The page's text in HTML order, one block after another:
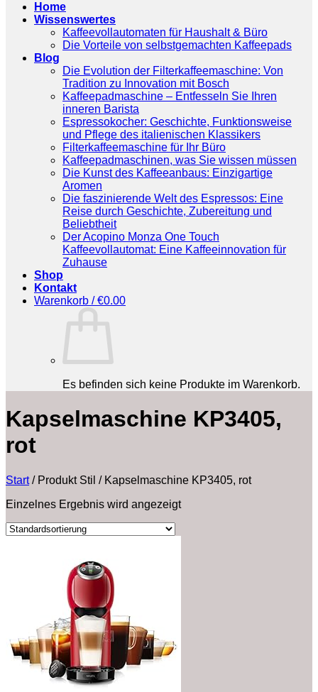
Home
Wissenswertes
Kaffeevollautomaten für Haushalt & Büro
Die Vorteile von selbstgemachten Kaffeepads
Blog
Die Evolution der Filterkaffeemaschine: Von
Tradition zu Innovation mit Bosch
Kaffeepadmaschine – Entfesseln Sie Ihren
inneren Barista
Espressokocher: Geschichte, Funktionsweise
und Pflege des italienischen Klassikers
Filterkaffeemaschine für Ihr Büro
Kaffeepadmaschinen, was Sie wissen müssen
Die Kunst des Kaffeeanbaus: Einzigartige
Aromen
Die faszinierende Welt des Espressos: Eine
Reise durch Geschichte, Zubereitung und
Beliebtheit
Der Acopino Monza One Touch
Kaffeevollautomat: Eine Kaffeeinnovation für
Zuhause
Shop
Kontakt
Warenkorb /€0.00
Es befinden sich keine Produkte im Warenkorb.
Kapselmaschine KP3405,
rot
Start /Produkt Stil /Kapselmaschine KP3405, rot
Einzelnes Ergebnis wird angezeigt